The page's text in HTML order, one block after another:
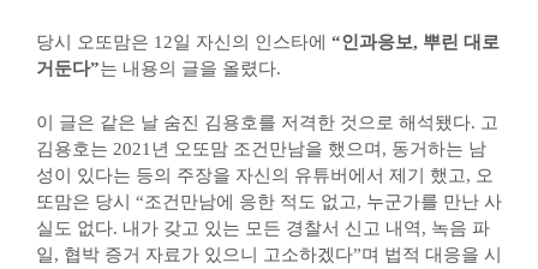
당시 오또맘은 12일 자신의 인스타에 “인과응보, 뿌린 대로
거둔다”는 내용의 글을 올렸다.
이 글은 같은 날 숨진 김용호를 저격한 것으로 해석됐다. 고
김용호는 2021년 오또맘 조건만남을 했으며, 동거하는 남
성이 있다는 등의 주장을 자신의 유튜버에서 제기 했고, 오
또맘은 당시 “조건만남에 응한 적도 없고, 누군가를 만난 사
실도 없다. 내가 갖고 있는 모든 경찰서 신고 내역, 녹음 파
일, 협박 증거 자료가 있으니 고소하겠다”며 법적 대응을 시